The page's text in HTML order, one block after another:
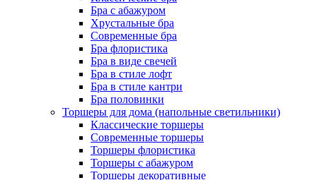
Бра с абажуром
Хрустальные бра
Современные бра
Бра флористика
Бра в виде свечей
Бра в стиле лофт
Бра в стиле кантри
Бра половинки
Торшеры для дома (напольные светильники)
Классические торшеры
Современные торшеры
Торшеры флористика
Торшеры с абажуром
Торшеры декоративные